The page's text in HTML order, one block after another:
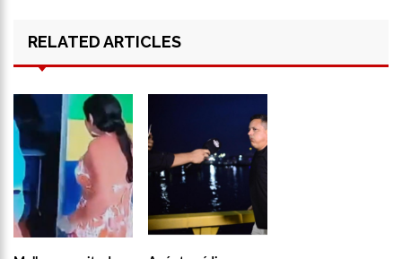
Junho, afirma Menezes
22:10 PRÉ-CANDIDATURA – ‘Vamos mostrar nossa força’, diz Arthur
14:41
Mais de 50 unidades de saúde da Prefeitura ofertam vacina
contra a Covid-19 nesta semana em Manaus
13:57
Moradores celebram pagamento de indenizações do Anel
Viário Leste
11:55
Enem só em 2022, tem 3,3 milhões de inscrições confirmadas
no Brasil
11:32
Engenheiro é o segundo brasileiro a viajar ao espaço, confira
RELATED ARTICLES